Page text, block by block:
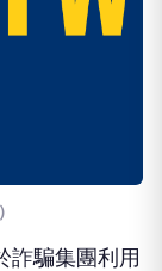
詐騙集團利用